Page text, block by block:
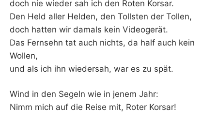
doch nie wieder sah ich den Roten Korsar.
Den Held aller Helden, den Tollsten der Tollen,
doch hatten wir damals kein Videogerät.
Das Fernsehn tat auch nichts, da half auch kein
Wollen,
und als ich ihn wiedersah, war es zu spät.
Wind in den Segeln wie in jenem Jahr:
Nimm mich auf die Reise mit, Roter Korsar!